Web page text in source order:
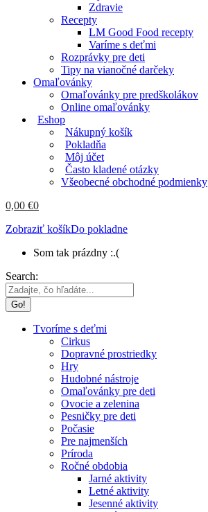
Zdravie
Recepty
LM Good Food recepty
Varíme s deťmi
Rozprávky pre deti
Tipy na vianočné darčeky
Omaľovánky
Omaľovánky pre predškolákov
Online omaľovánky
Eshop
Nákupný košík
Pokladňa
Môj účet
Často kladené otázky
Všeobecné obchodné podmienky
0,00 €0
Zobraziť košíkDo pokladne
Som tak prázdny :.(
Search:
Tvoríme s deťmi
Cirkus
Dopravné prostriedky
Hry
Hudobné nástroje
Omaľovánky pre deti
Ovocie a zelenina
Pesničky pre deti
Počasie
Pre najmenších
Príroda
Ročné obdobia
Jarné aktivity
Letné aktivity
Jesenné aktivity